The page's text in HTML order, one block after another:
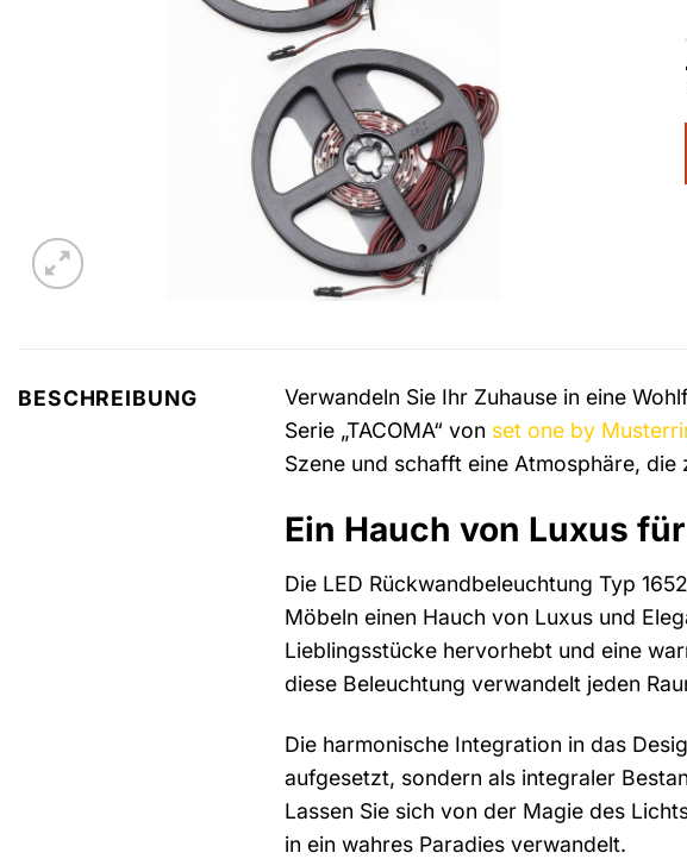
BESCHREIBUNG
Verwandeln Sie Ihr Zuhause in eine
Serie „TACOMA“ von set one by
Szene und schafft eine Atmosphäre, die
Ein Hauch von Luxus
Die LED Rückwandbeleuchtung Typ
Möbeln einen Hauch von Luxus und
Lieblingsstücke hervorhebt und eine
diese Beleuchtung verwandelt jeden
Die harmonische Integration in das
aufgesetzt, sondern als integraler
Lassen Sie sich von der Magie des
in ein wahres Paradies verwandelt.